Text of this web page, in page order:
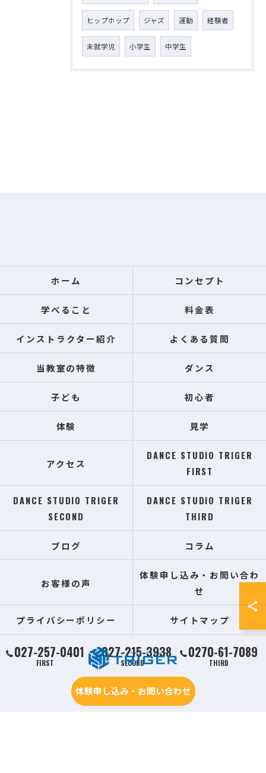
ヒップホップ ジャズ 運動 経験者
未就学児 小学生 中学生
027-257-0401
FIRST
027-215-3938
SECOND
0270-61-7089
THIRD
体験申し込み・お問い合わせ
ホーム コンセプト
学べること 料金表
インストラクター紹介 よくある質問
当教室の特徴 ダンス
子ども 初心者
体験 見学
アクセス
DANCE STUDIO TRIGER
FIRST
DANCE STUDIO TRIGER
SECOND
DANCE STUDIO TRIGER
THIRD
ブログ コラム
お客様の声
体験申し込み・お問い合わ
せ
プライバシーポリシー サイトマップ
© 2026 群馬県前橋の習い事ならDANCE STUDIO TRIGER ALL RIGHTS RESERVED.